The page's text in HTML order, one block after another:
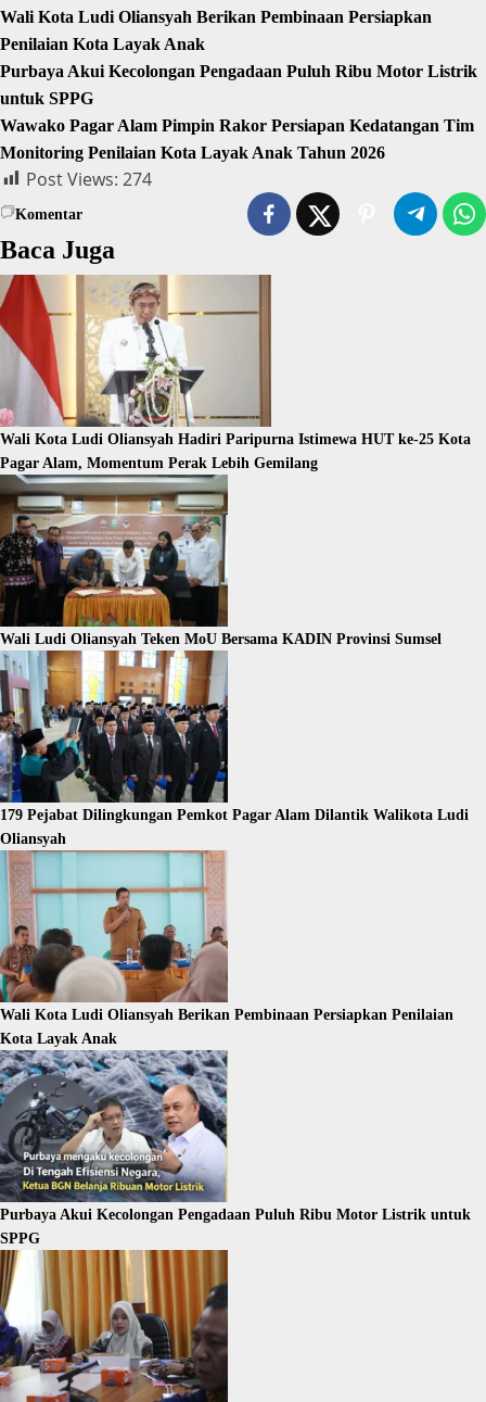
Wali Kota Ludi Oliansyah Berikan Pembinaan Persiapkan
Penilaian Kota Layak Anak
Purbaya Akui Kecolongan Pengadaan Puluh Ribu Motor Listrik
untuk SPPG
Wawako Pagar Alam Pimpin Rakor Persiapan Kedatangan Tim
Monitoring Penilaian Kota Layak Anak Tahun 2026
Post Views: 274
Komentar
Baca Juga
Wali Kota Ludi Oliansyah Hadiri Paripurna Istimewa HUT ke-25 Kota
Pagar Alam, Momentum Perak Lebih Gemilang
Wali Ludi Oliansyah Teken MoU Bersama KADIN Provinsi Sumsel
179 Pejabat Dilingkungan Pemkot Pagar Alam Dilantik Walikota Ludi
Oliansyah
Wali Kota Ludi Oliansyah Berikan Pembinaan Persiapkan Penilaian
Kota Layak Anak
Purbaya Akui Kecolongan Pengadaan Puluh Ribu Motor Listrik untuk
SPPG